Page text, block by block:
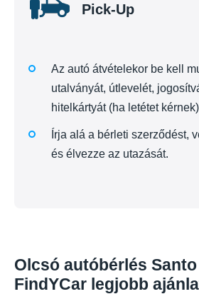
Pick-Up
Az autó átvételekor be kell
utalványát, útlevelét,
hitelkártyát (ha letétet kérnek)
Írja alá a bérleti szerződést,
és élvezze az utazását.
Olcsó autóbérlés
FindYCar legjobb